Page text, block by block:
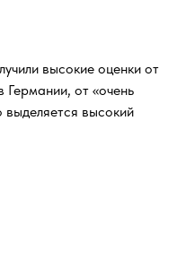
высокие оценки от
Германии, от «очень
высокий